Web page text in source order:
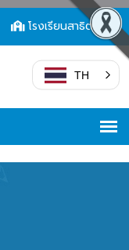
โรงเรียนสาธิต
TH